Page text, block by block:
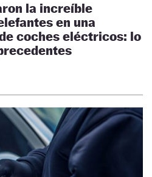
la increíble
en una
coches eléctricos: lo